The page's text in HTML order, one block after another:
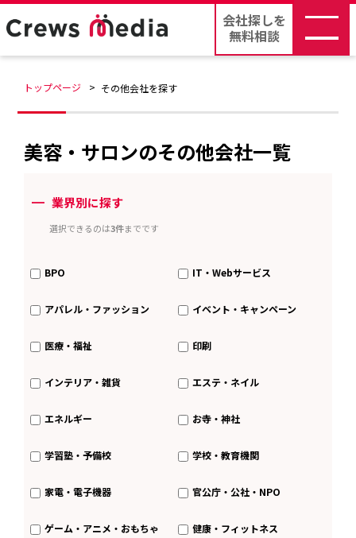
会社探しを
無料相談
トップページ その他会社を探す
美容・サロンのその他会社一覧
ー 業界別に探す
選択できるのは3件までです
BPO IT・Webサービス
アパレル・ファッション イベント・キャンペーン
医療・福祉 印刷
インテリア・雑貨 エステ・ネイル
エネルギー お寺・神社
学習塾・予備校 学校・教育機関
家電・電子機器 官公庁・公社・NPO
ゲーム・アニメ・おもちゃ 健康・フィットネス